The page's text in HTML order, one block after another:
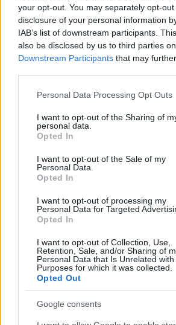
your opt-out. You may separately opt-
disclosure of your personal information
IAB’s list of downstream participants.
also be disclosed by us to third parties
Downstream Participants that may
Please note that this website/app uses
not limited to your visit or usage
grant or deny consent to Google and its
use your data for below specified
consent section.
Personal Data Processing Opt Outs
I want to opt-out of the Sharing of
personal data.
Opted In
I want to opt-out of the Sale of my
Personal Data.
Opted In
I want to opt-out of processing my
Personal Data for Targeted
Opted In
I want to opt-out of Collection, Use,
Retention, Sale, and/or Sharing of
Personal Data that Is Unrelated
Purposes for which it was collected.
Opted Out
Google consents
Σχολίασε
Όροι Χρήσης. Το site προστατεύεται από
Πολιτική Απορρήτου
Πολιτική
ΑΛΕΞΑΝΔΡΑ
ΝΕΑ
Share: